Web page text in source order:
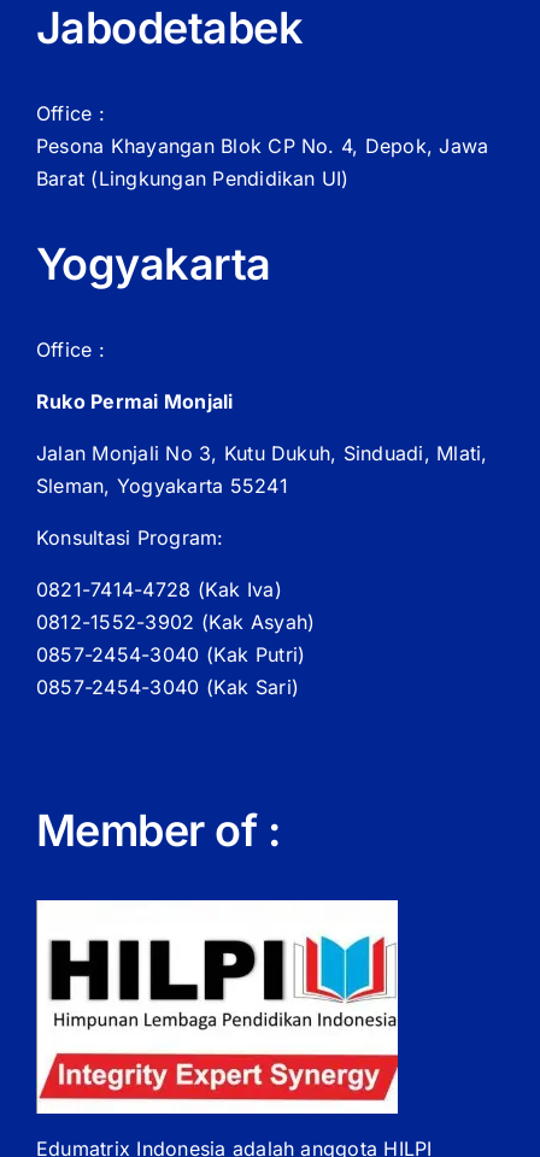
Jabodetabek
Office :
Pesona Khayangan Blok CP No. 4, Depok, Jawa
Barat (Lingkungan Pendidikan UI)
Yogyakarta
Office :
Ruko Permai Monjali
Jalan Monjali No 3, Kutu Dukuh, Sinduadi, Mlati,
Sleman, Yogyakarta 55241
Konsultasi Program:
0821-7414-4728 (Kak Iva)
0812-1552-3902 (Kak Asyah)
0857-2454-3040 (Kak Putri)
0857-2454-3040 (Kak Sari)
Member of :
Edumatrix Indonesia adalah anggota HILPI